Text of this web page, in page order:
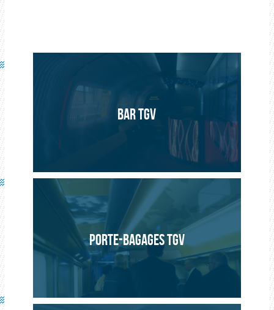
BAR TGV
PORTE-BAGAGES TGV